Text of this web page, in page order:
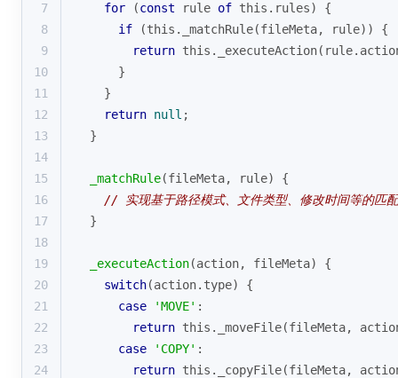
7
for (const rule of this .rules) {
8
if (this ._matchRule(fileMeta, rule)) {
9
return this
10
      }
11
    }
12
return null ;
13
  }
14
15
_matchRule(fileMeta, rule)
{
16
// 实现基于路径模式、文件类型、修改时间等的匹
17
  }
18
19
_executeAction(action, fileMeta)
{
20
switch(action.type) {
21
case 'MOVE' :
22
return this ._moveFile(fileMeta,
23
case 'COPY' :
24
return this ._copyFile(fileMeta,